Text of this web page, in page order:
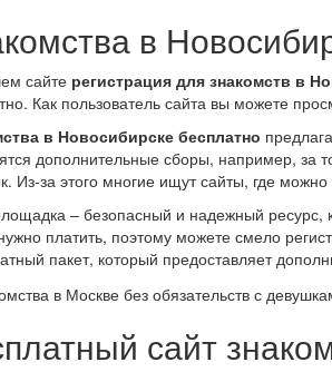
в
сайте регистрация для знакомств в
Как пользователь сайта вы можете
в Новосибирске бесплатно
дополнительные сборы, например, за
Из-за этого многие ищут сайты, где можно
– безопасный и надежный ресурс,
платить, поэтому можете смело
пакет, который предоставляет
сайт